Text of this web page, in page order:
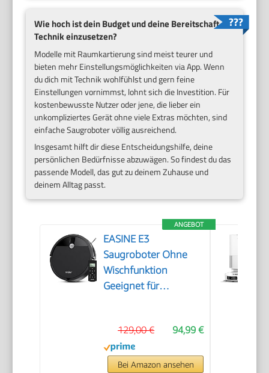
Wie hoch ist dein Budget und deine Bereitschaft,
Technik einzusetzen?
Modelle mit Raumkartierung sind meist teurer und
bieten mehr Einstellungsmöglichkeiten via App. Wenn
du dich mit Technik wohlfühlst und gern feine
Einstellungen vornimmst, lohnt sich die Investition. Für
kostenbewusste Nutzer oder jene, die lieber ein
unkompliziertes Gerät ohne viele Extras möchten, sind
einfache Saugroboter völlig ausreichend.
Insgesamt hilft dir diese Entscheidungshilfe, deine
persönlichen Bedürfnisse abzuwägen. So findest du das
passende Modell, das gut zu deinem Zuhause und
deinem Alltag passt.
ANGEBOT
EASINE E3
Saugroboter Ohne
Wischfunktion
Geeignet für
94,99 €
129,00 €
Bei Amazon ansehen